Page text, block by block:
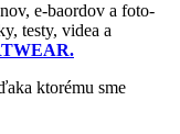
e-baordov a foto-
testy, videa a
ktorému sme